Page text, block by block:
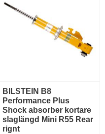
BILSTEIN B8
Performance Plus
Shock absorber kortare
slaglängd Mini R55 Rear
rignt